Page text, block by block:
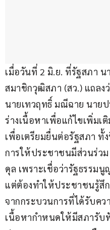
เมื่อวันที่ 2 มิ.ย. ที่รัฐสภา
สมาชิกวุฒิสภา (สว.) แถลง
นายเทวฤทธิ์ มณีฉาย นาย
ร่างเนื้อหาเพื่อแก้ไขเพิ่มเ
เพื่อเตรียมยื่นต่อรัฐสภา ทั้
การให้ประชาชนมีส่วนร่วม
ดุล เพราะเชื่อว่ารัฐธรรม
แต่ต้องทำให้ประชาชนรู้สึ
จากกระบวนการที่ได้รับคว
เนื้อหากำหนดให้มีสภารับ